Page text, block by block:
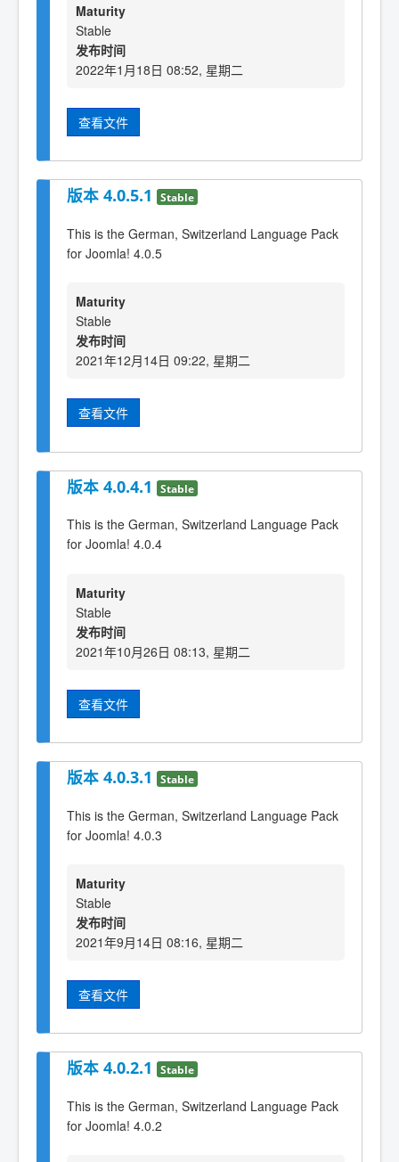
Maturity
Stable
发布时间
2022年1月18日 08:52, 星期二
查看文件
版本 4.0.5.1 Stable
This is the German, Switzerland Language Pack
for Joomla! 4.0.5
Maturity
Stable
发布时间
2021年12月14日 09:22, 星期二
查看文件
版本 4.0.4.1 Stable
This is the German, Switzerland Language Pack
for Joomla! 4.0.4
Maturity
Stable
发布时间
2021年10月26日 08:13, 星期二
查看文件
版本 4.0.3.1 Stable
This is the German, Switzerland Language Pack
for Joomla! 4.0.3
Maturity
Stable
发布时间
2021年9月14日 08:16, 星期二
查看文件
版本 4.0.2.1 Stable
This is the German, Switzerland Language Pack
for Joomla! 4.0.2